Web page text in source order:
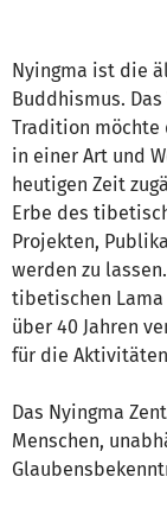
Nyingma ist die
Buddhismus.
Tradition möchte
in einer Art und
heutigen Zeit
Erbe des
Projekten,
werden zu
tibetischen Lama
über 40 Jahren
für die
Das Nyingma
Menschen,